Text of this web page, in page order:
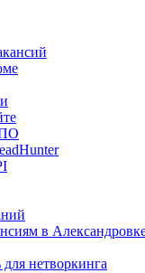
ПО
в
для нетворкинга